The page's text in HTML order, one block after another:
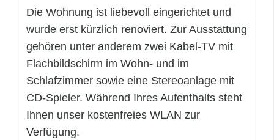
Die Wohnung ist liebevoll eingerichtet und
wurde erst kürzlich renoviert. Zur Ausstattung
gehören unter anderem zwei Kabel-TV mit
Flachbildschirm im Wohn- und im
Schlafzimmer sowie eine Stereoanlage mit
CD-Spieler. Während Ihres Aufenthalts steht
Ihnen unser kostenfreies WLAN zur
Verfügung.